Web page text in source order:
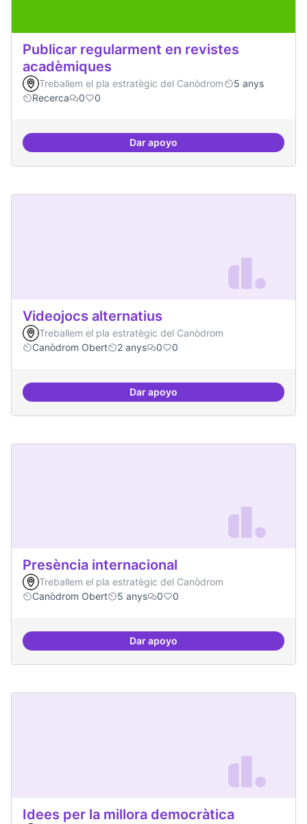
Publicar regularment en revistes
acadèmiques
Treballem el pla estratègic del Canòdrom
5 anys
Recerca
0 0
Dar apoyoPublicar regularment en
Videojocs alternatius
Treballem el pla estratègic del Canòdrom
Canòdrom Obert
2 anys 0 0
Dar apoyoVideojocs alternatius
Presència internacional
Treballem el pla estratègic del Canòdrom
Canòdrom Obert
5 anys 0 0
Dar apoyoPresència internacional
Idees per la millora democràtica